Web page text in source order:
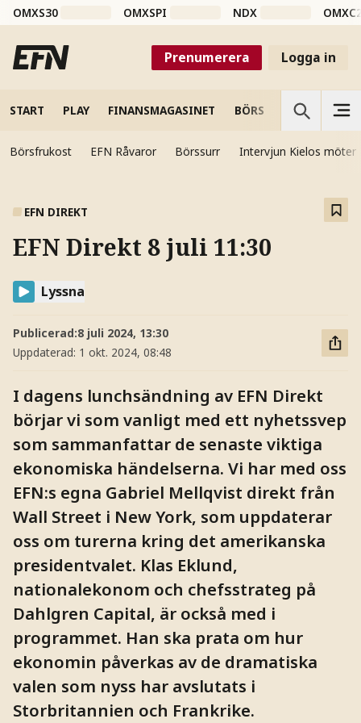
OMXS30 OMXSPI NDX
Prenumerera Logga in
START PLAY FINANSMAGASINET BÖRS VETENSKAP
Börsfrukost EFN Råvaror Börssurr Intervjun Kielos möter
EFN DIREKT
EFN Direkt 8 juli 11:30
Lyssna
Publicerad:8 juli 2024, 13:30
Uppdaterad: 1 okt. 2024, 08:48
I dagens lunchsändning av EFN Direkt
börjar vi som vanligt med ett nyhetssvep
som sammanfattar de senaste viktiga
ekonomiska händelserna. Vi har med oss
EFN:s egna Gabriel Mellqvist direkt från
Wall Street i New York, som uppdaterar
oss om turerna kring det amerikanska
presidentvalet. Klas Eklund,
nationalekonom och chefsstrateg på
Dahlgren Capital, är också med i
programmet. Han ska prata om hur
ekonomin påverkas av de dramatiska
valen som nyss har avslutats i
Storbritannien och Frankrike.